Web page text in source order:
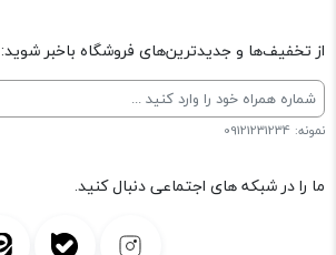
از تخفیف‌ها و جدیدترین‌های فروشگاه باخبر شوید:
نمونه: 09121231234
ما را در شبکه های اجتماعی دنبال کنید.